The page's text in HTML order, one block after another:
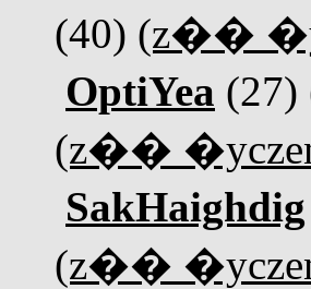
(40) (z��
OptiYea (27)
(z��
SakHaighdig
(z��